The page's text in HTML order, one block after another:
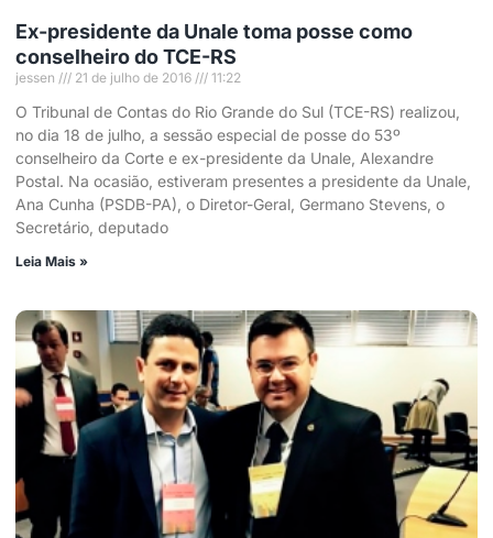
Ex-presidente da Unale toma posse como
conselheiro do TCE-RS
jessen 21 de julho de 2016 11:22
O Tribunal de Contas do Rio Grande do Sul (TCE-RS) realizou,
no dia 18 de julho, a sessão especial de posse do 53º
conselheiro da Corte e ex-presidente da Unale, Alexandre
Postal. Na ocasião, estiveram presentes a presidente da Unale,
Ana Cunha (PSDB-PA), o Diretor-Geral, Germano Stevens, o
Secretário, deputado
Leia Mais »